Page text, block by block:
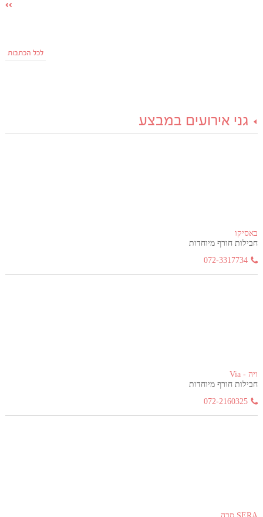
לכל הכתבות
גני אירועים במבצע
באסיקו
חבילות חורף מיוחדות
072-3317734
ויה - Via
חבילות חורף מיוחדות
072-2160325